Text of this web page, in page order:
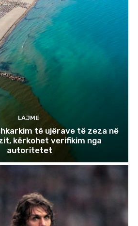
LAJME
të ujërave të zeza në
kërkohet verifikim nga
autoritetet